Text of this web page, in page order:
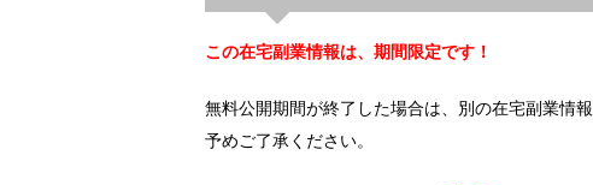
この在宅副業情報は、期間限定です！
無料公開期間が終了した場合は、別の在宅副業情報
予めご了承ください。